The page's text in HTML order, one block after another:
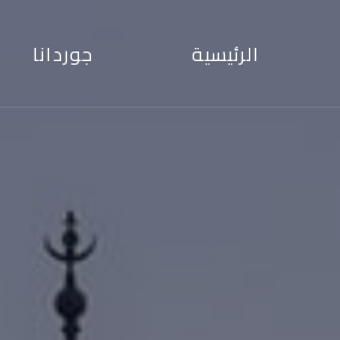
الرئيسية جوردانا